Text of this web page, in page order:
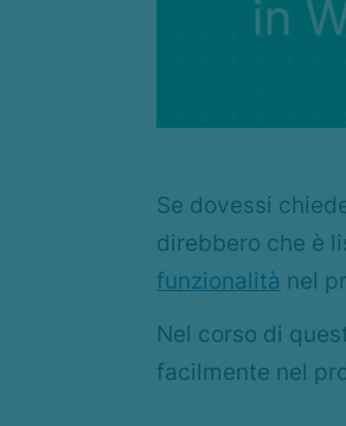
Se dovessi
direbbero che è
funzionalità nel
Nel corso di
facilmente nel